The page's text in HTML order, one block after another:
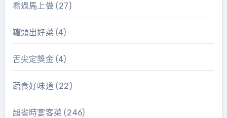
看過馬上做(27)
罐頭出好菜 (4)
舌尖定獎金(4)
蔬食好味道 (22)
超省時宴客菜 (246)